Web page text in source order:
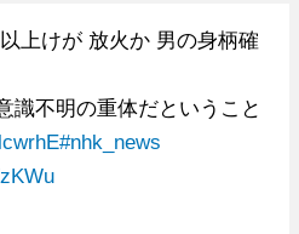
上けが 放火か 男の身柄確
識不明の重体だということ
#nhk_news